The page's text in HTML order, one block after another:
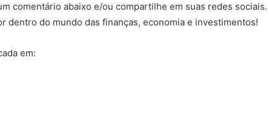
comentário abaixo e/ou compartilhe em suas redes sociais.
dentro do mundo das finanças, economia e investimentos!
em: